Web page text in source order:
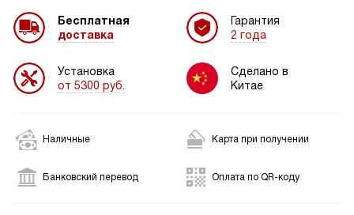
Бесплатная
доставка
Установка
от 5300 руб.
Гарантия
2 года
Сделано в
Китае
Наличные Карта при получении
Банковский перевод Оплата по QR-коду